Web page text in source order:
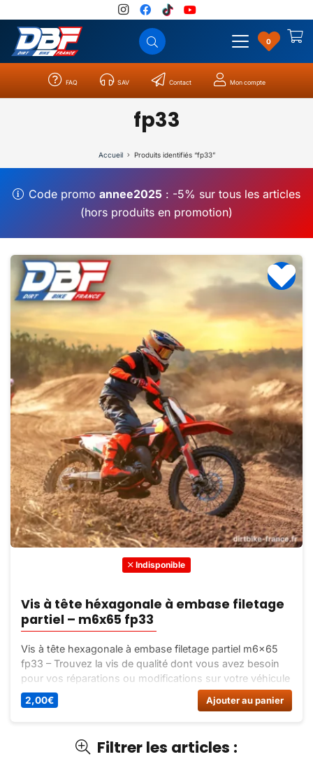
0
FAQ SAV Contact Mon compte
fp33
Accueil Produits identifiés “fp33”
Code promo annee2025: -5% sur tous les articles
(hors produits en promotion)
Filtrer les articles :
Indisponible
Vis à tête héxagonale à embase filetage
partiel – m6x65 fp33
Vis à tête hexagonale à embase filetage partiel m6x65
fp33 – Trouvez la vis de qualité dont vous avez besoin
pour vos réparations ou modifications sur votre véhicule
sur Dirt Bike France. Commandez dès maintenant à un
prix imbattable !
2,00€ Ajouter au panier
Catégories Résultats